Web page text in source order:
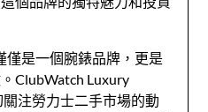
僅是一個腕錶品牌，更是
ClubWatch Luxury
注勞力士二手市場的動